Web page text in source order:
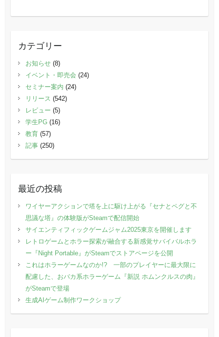
カテゴリー
お知らせ(8)
イベント・即売会 (24)
セミナー案内 (24)
リリース (542)
レビュー (5)
学生PG(16)
教育(57)
記事(250)
最近の投稿
ワイヤーアクションで塔を上に駆け上がる『セナとペグと不
思議な塔』の体験版がSteamで配信開始
サイエンティフィックゲームジャム2025東京を開催します
レトロゲームとホラー探索が融合する新感覚サバイバルホラ
ー『Night Portable』がSteamでストアページを公開
これはホラーゲームなのか!? 一部のプレイヤーに最大限に
配慮した、おバカ系ホラーゲーム『新説 ホムンクルスの肉』
がSteamで登場
生成AIゲーム制作ワークショップ